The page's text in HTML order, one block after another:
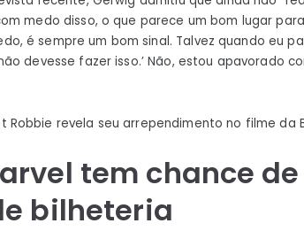
medo disso, o que parece um bom lugar
é sempre um bom sinal. Talvez quando eu
devesse fazer isso.’ Não, estou apavorado
Robbie revela seu arrependimento no filme
tem chance
bilheteria